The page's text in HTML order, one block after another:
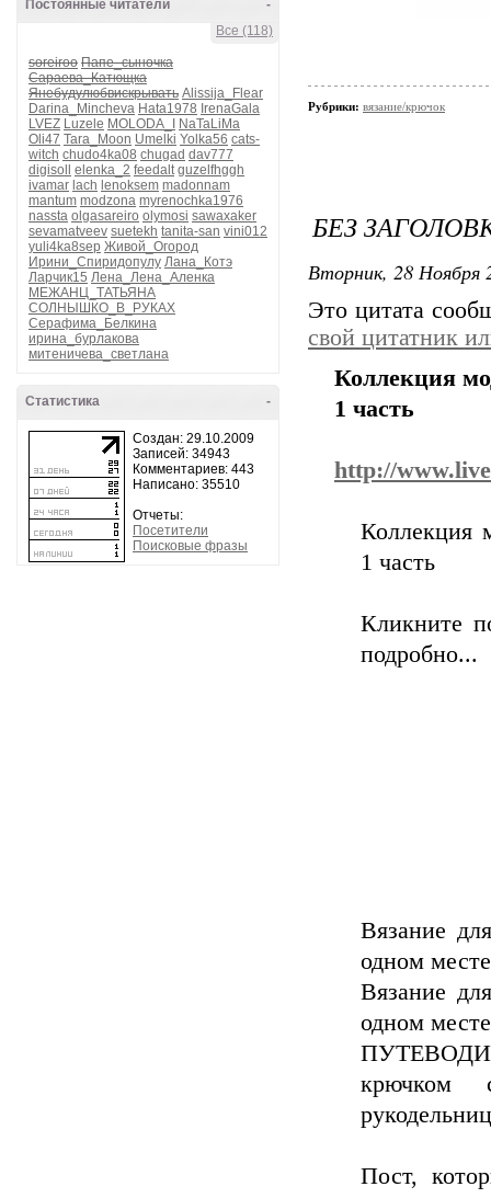
-
Постоянные читатели
Все (118)
soreiroo Папе_сыночка
Сараева_Катющка
Янебудулюбвискрывать Alissija_Flear
Darina_Mincheva Hata1978 IrenaGala
LVEZ Luzele MOLODA_I
NaTaLiMa
Oli47 Tara_Moon Umelki Yolka56 cats-
witch chudo4ka08 chugad dav777
digisoll
elenka_2 feedalt guzelfhggh
ivamar lach lenoksem madonnam
mantum modzona myrenochka1976
nassta olgasareiro olymosi sawaxaker
sevamatveev suetekh tanita-san vini012
yuli4ka8sep Живой_Огород
Ирини_Спиридопулу Лана_Котэ
Ларчик15 Лена_Лена_Аленка
МЕЖАНЦ_ТАТЬЯНА
СОЛНЫШКО_В_РУКАХ
Серафима_Белкина
ирина_бурлакова
митеничева_светлана
-
Статистика
Создан: 29.10.2009
Записей: 34943
Комментариев: 443
Написано: 35510
Отчеты:
Посетители
Поисковые фразы
Рубрики: вязание/крючок
БЕЗ
Вторник, 28 Ноября
Это цитата
свой цитатник
Коллекция
1 часть
http://
Коллекция
1 часть
Кликните
подробно...
Вязание
одном месте
Вязание
одном
Пост,